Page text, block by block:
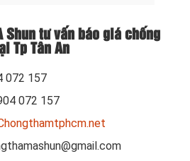
Shun tư vấn báo giá chống
Tp Tân An
072 157
072 157